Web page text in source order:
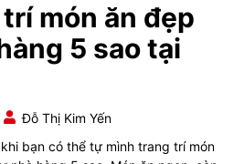
món ăn đẹp
5 sao tại
Đỗ Thị Kim Yến
bạn có thể tự mình trang trí món